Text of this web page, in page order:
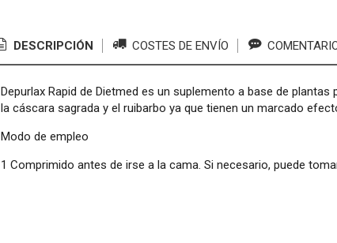
DESCRIPCIÓN COSTES DE ENVÍO
Depurlax Rapid de Dietmed es un suplemento a base de
la cáscara sagrada y el ruibarbo ya que tienen un marcado
Modo de empleo
1 Comprimido antes de irse a la cama. Si necesario, puede